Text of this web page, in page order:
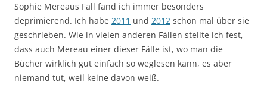
Sophie Mereaus Fall fand ich immer besonders
deprimierend. Ich habe 2011 und 2012 schon mal über sie
geschrieben. Wie in vielen anderen Fällen stellte ich fest,
dass auch Mereau einer dieser Fälle ist, wo man die
Bücher wirklich gut einfach so weglesen kann, es aber
niemand tut, weil keine davon weiß.